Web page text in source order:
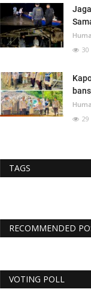
30
29
TAGS
RECOMMENDED
VOTING POLL